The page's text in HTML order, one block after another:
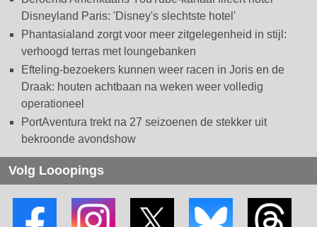
Disneyland Paris: 'Disney's slechtste hotel'
Phantasialand zorgt voor meer zitgelegenheid in stijl:
verhoogd terras met loungebanken
Efteling-bezoekers kunnen weer racen in Joris en de
Draak: houten achtbaan na weken weer volledig
operationeel
PortAventura trekt na 27 seizoenen de stekker uit
bekroonde avondshow
Volg Looopings